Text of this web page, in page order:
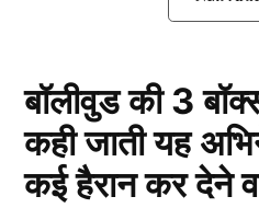
Shraddha Kapoor
बॉलीवुड की 3
कही जाती यह
कई हैरान कर देने